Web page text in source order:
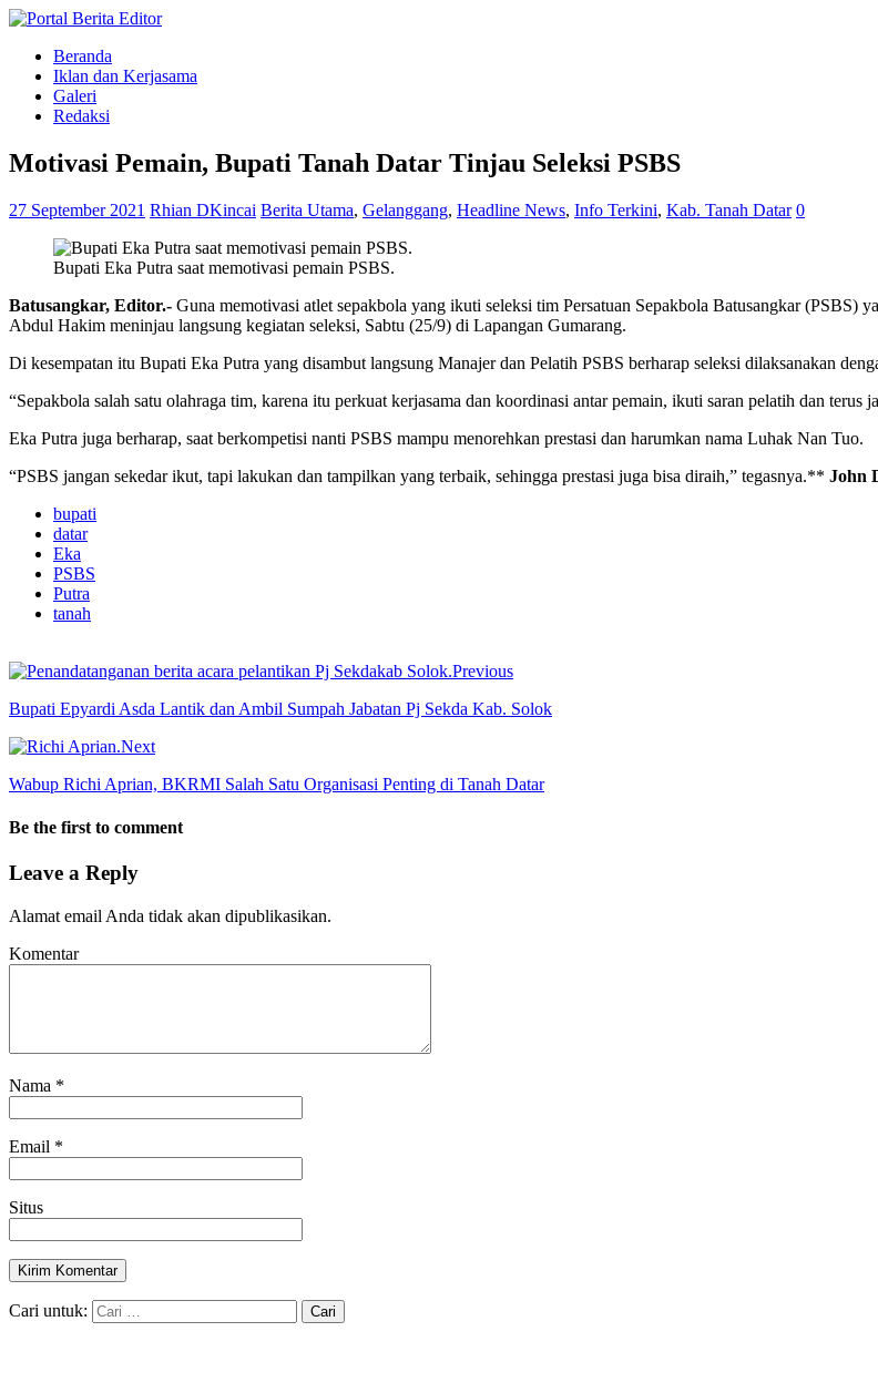
Beranda
Iklan dan Kerjasama
Galeri
Redaksi
Motivasi Pemain, Bupati Tanah Datar Tinjau Seleksi PSBS
27 September 2021 Rhian DKincai Berita Utama, Gelanggang, Headline News, Info Terkini, Kab. Tanah Datar 0
Bupati Eka Putra saat memotivasi pemain PSBS.
Batusangkar, Editor.- Guna memotivasi atlet sepakbola yang ikuti seleksi tim Persatuan Sepakbola Batusangkar
Abdul Hakim meninjau langsung kegiatan seleksi, Sabtu (25/9) di Lapangan Gumarang.
Di kesempatan itu Bupati Eka Putra yang disambut langsung Manajer dan Pelatih PSBS berharap seleksi dilaksanakan
“Sepakbola salah satu olahraga tim, karena itu perkuat kerjasama dan koordinasi antar pemain, ikuti saran pelatih dan
Eka Putra juga berharap, saat berkompetisi nanti PSBS mampu menorehkan prestasi dan harumkan nama Luhak Nan Tuo.
“PSBS jangan sekedar ikut, tapi lakukan dan tampilkan yang terbaik, sehingga prestasi juga bisa diraih,” tegasnya.** John
bupati
datar
Eka
PSBS
Putra
tanah
Previous
Bupati Epyardi Asda Lantik dan Ambil Sumpah Jabatan Pj Sekda Kab. Solok
Next
Wabup Richi Aprian, BKRMI Salah Satu Organisasi Penting di Tanah Datar
Be the first to comment
Leave a Reply
Alamat email Anda tidak akan dipublikasikan.
Komentar
Nama *
Email *
Situs
Cari untuk: